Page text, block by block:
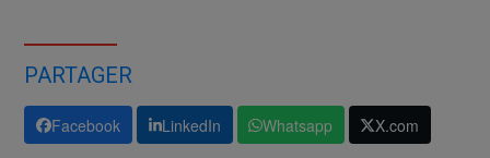
PARTAGER
Facebook LinkedIn Whatsapp X.com